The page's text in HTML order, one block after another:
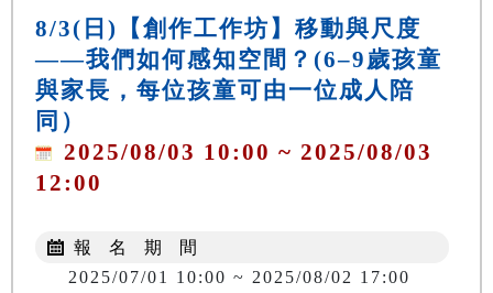
8/3(日)【創作工作坊】移動與尺度
——我們如何感知空間？(6–9歲孩童
與家長，每位孩童可由一位成人陪
同）
2025/08/03 10:00 ~ 2025/08/03
12:00
報 名 期 間
2025/07/01 10:00 ~ 2025/08/02 17:00